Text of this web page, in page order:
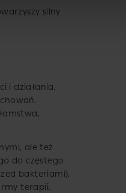
silny
i działania,
ale też
do częstego
bakteriami).
terapii.